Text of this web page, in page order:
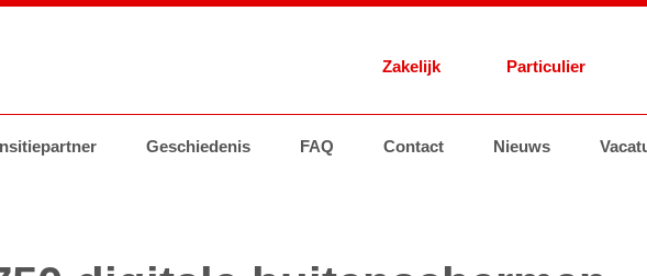
Zakelijk
Energie Brandstoffen AVIA Card Groothandel Services
Particulier
Tankstations Brandstoffen Services
Geschiedenis FAQ Contact Nieuws